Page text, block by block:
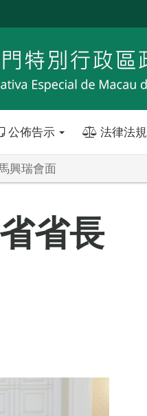
公佈告示 法律法規
興瑞會面
省長